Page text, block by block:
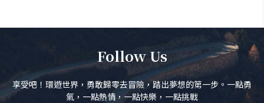
Follow Us
享受吧！環遊世界，勇敢歸零去冒險，踏出夢想的第一步。一點勇
氣，一點熱情，一點快樂，一點挑戰